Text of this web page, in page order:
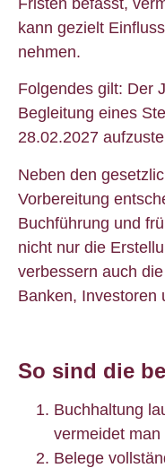
kann gezielt
nehmen.
Folgendes gilt: Der
Begleitung eines
28.02.2027
Neben den
Vorbereitung
Buchführung und
nicht nur die
verbessern auch
Banken, Investoren
So sind die
Buchhaltung
vermeidet
Belege